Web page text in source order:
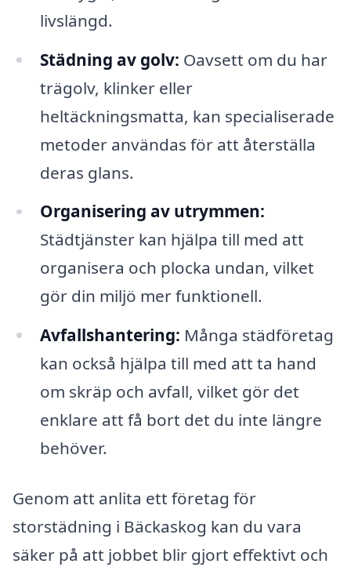
livslängd.
Städning av golv: Oavsett om du har
trägolv, klinker eller
heltäckningsmatta, kan specialiserade
metoder användas för att återställa
deras glans.
Organisering av utrymmen:
Städtjänster kan hjälpa till med att
organisera och plocka undan, vilket
gör din miljö mer funktionell.
Avfallshantering: Många städföretag
kan också hjälpa till med att ta hand
om skräp och avfall, vilket gör det
enklare att få bort det du inte längre
behöver.
Genom att anlita ett företag för
storstädning i Bäckaskog kan du vara
säker på att jobbet blir gjort effektivt och